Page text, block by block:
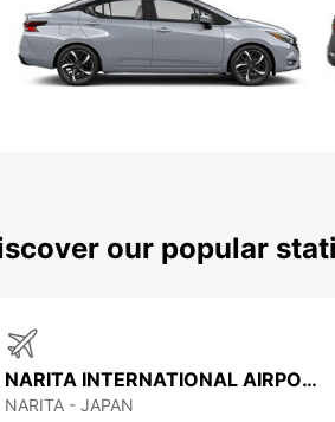
our popular
NARITA INTERNATIONAL AIRPORT
NARITA - JAPAN